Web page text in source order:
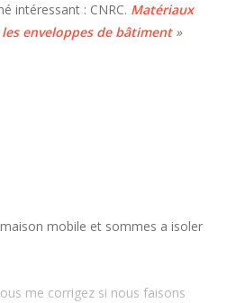
intéressant : CNRC. Matériaux
enveloppes de bâtiment»
mobile et sommes a isoler
me corrigez si nous faisons